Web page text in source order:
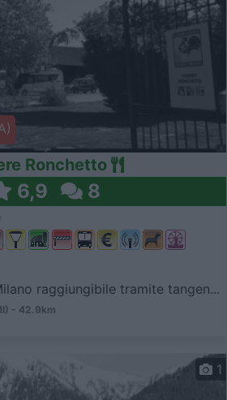
Ronchetto
6,9 8
raggiungibile tramite tangen...
- 42.9km
1